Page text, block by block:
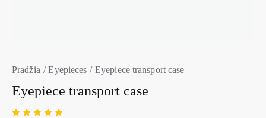
Pradžia Eyepieces Eyepiece transport case
Eyepiece transport case